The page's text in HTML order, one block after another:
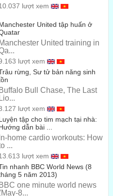
tạo và bảo trì
00:39
Construction Set.
cụ tiêu chuẩn cần cho một
giới.
00:41
chuyện.
00:43
lượng nhiệt hạch
00:47
lượt xem
United tập huấn ở
Manchester United training in
lượt xem
rừng, Sư tử bản năng sinh
Buffalo Bull Chase, The Last
Lio...
lượt xem
tập cho tim mạch tại nhà:
dẫn bài ...
In-home cardio workouts: How
...
lượt xem
nhanh BBC World News (8
5 năm 2013)
BBC one minute world news
8...